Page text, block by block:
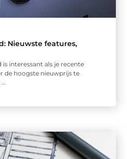
Nieuwste features,
is interessant als je recente
de hoogste nieuwprijs te